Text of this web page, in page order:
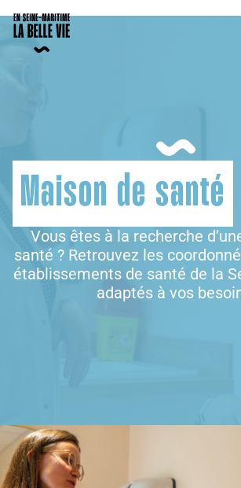
Maison de santé
Vous êtes à la recherche
santé ? Retrouvez les
établissements de santé de la
adaptés à vos